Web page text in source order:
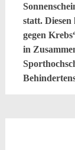
statt.
gegen
in